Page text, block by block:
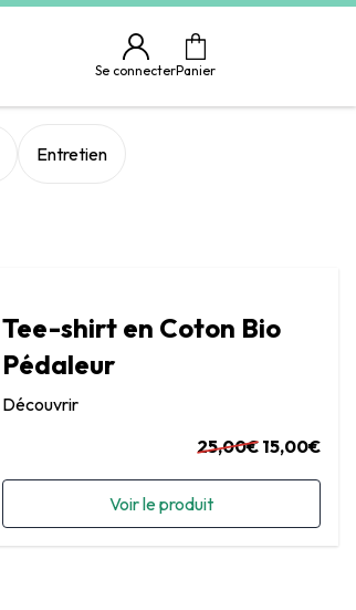
Se connecterPanier
Entretien
Tee-shirt en Coton Bio
Pédaleur
Découvrir
25,00€ 15,00€
Voir le produit